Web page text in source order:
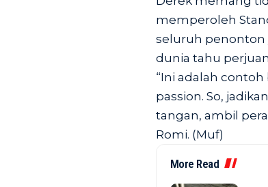
memperoleh
seluruh penonton
dunia tahu
“Ini adalah
passion. So,
tangan, ambil
Romi. (Muf)
More Read